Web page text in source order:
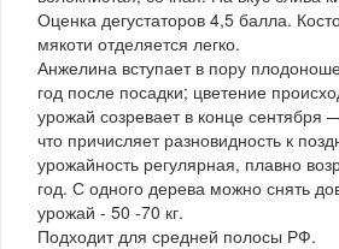
Оценка дегустаторов 4,5 балла.
мякоти отделяется легко.
Анжелина вступает в пору
год после посадки; цветение
урожай созревает в конце сентября
что причисляет разновидность к
урожайность регулярная, плавно
год. С одного дерева можно снять
урожай - 50 -70 кг.
Подходит для средней полосы РФ.